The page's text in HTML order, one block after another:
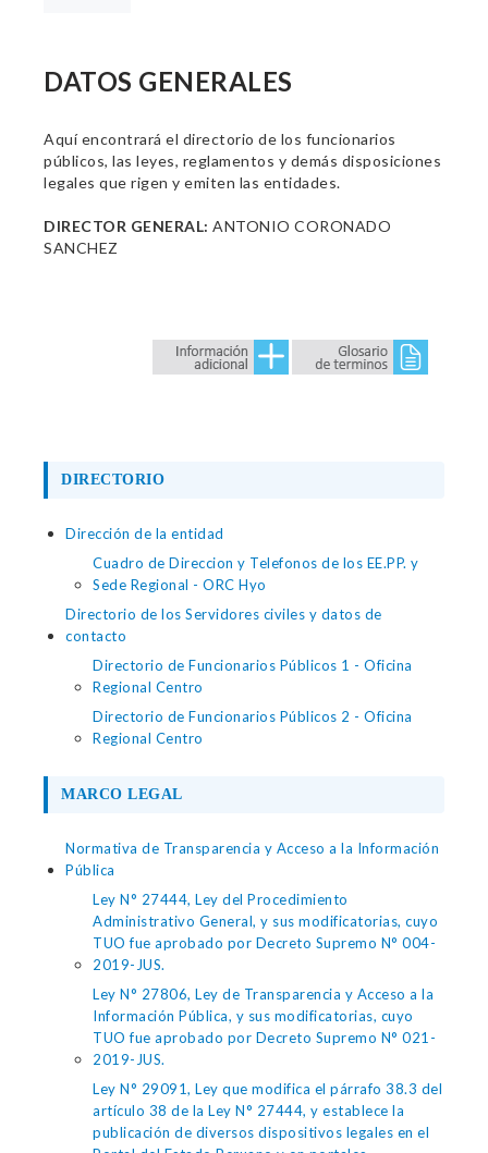
DATOS GENERALES
Aquí encontrará el directorio de los funcionarios
públicos, las leyes, reglamentos y demás disposiciones
legales que rigen y emiten las entidades.
DIRECTOR GENERAL: ANTONIO CORONADO
SANCHEZ
DIRECTORIO
Dirección de la entidad
Cuadro de Direccion y Telefonos de los EE.PP. y
Sede Regional - ORC Hyo
Directorio de los Servidores civiles y datos de
contacto
Directorio de Funcionarios Públicos 1 - Oficina
Regional Centro
Directorio de Funcionarios Públicos 2 - Oficina
Regional Centro
MARCO LEGAL
Normativa de Transparencia y Acceso a la Información
Pública
Ley N° 27444, Ley del Procedimiento
Administrativo General, y sus modificatorias, cuyo
TUO fue aprobado por Decreto Supremo N° 004-
2019-JUS.
Ley N° 27806, Ley de Transparencia y Acceso a la
Información Pública, y sus modificatorias, cuyo
TUO fue aprobado por Decreto Supremo N° 021-
2019-JUS.
Ley N° 29091, Ley que modifica el párrafo 38.3 del
artículo 38 de la Ley N° 27444, y establece la
publicación de diversos dispositivos legales en el